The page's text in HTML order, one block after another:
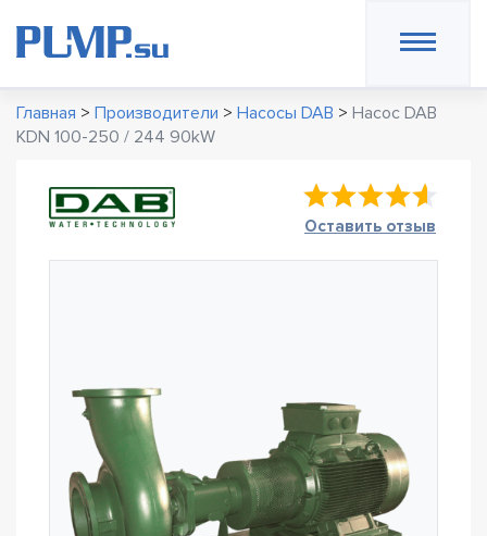
Главная > Производители > Насосы DAB > Насос DAB
KDN 100-250 / 244 90kW
Оставить отзыв